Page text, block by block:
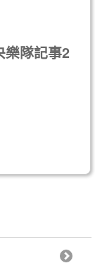
樂隊記事2